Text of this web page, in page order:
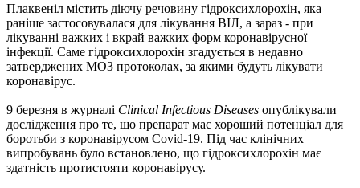
Плаквеніл містить діючу речовину гідроксихлорохін, яка
раніше застосовувалася для лікування ВІЛ, а зараз - при
лікуванні важких і вкрай важких форм коронавірусної
інфекції. Саме гідроксихлорохін згадується в недавно
затверджених МОЗ протоколах, за якими будуть лікувати
коронавірус.
9 березня в журналі Clinical Infectious Diseases опублікували
дослідження про те, що препарат має хороший потенціал для
боротьби з коронавірусом Covid-19. Під час клінічних
випробувань було встановлено, що гідроксихлорохін має
здатність протистояти коронавірусу.